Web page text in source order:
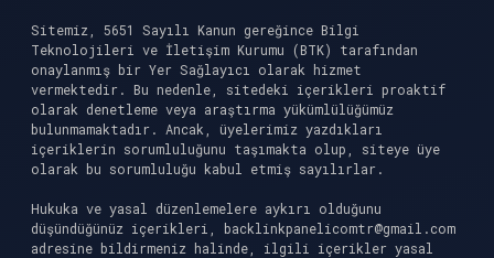
Sitemiz, 5651 Sayılı Kanun gereğince Bilgi
Teknolojileri ve İletişim Kurumu (BTK) tarafından
onaylanmış bir Yer Sağlayıcı olarak hizmet
vermektedir. Bu nedenle, sitedeki içerikleri proaktif
olarak denetleme veya araştırma yükümlülüğümüz
bulunmamaktadır. Ancak, üyelerimiz yazdıkları
içeriklerin sorumluluğunu taşımakta olup, siteye üye
olarak bu sorumluluğu kabul etmiş sayılırlar.
Hukuka ve yasal düzenlemelere aykırı olduğunu
düşündüğünüz içerikleri, backlinkpanelicomtr@gmail.com
adresine bildirmeniz halinde, ilgili içerikler yasal